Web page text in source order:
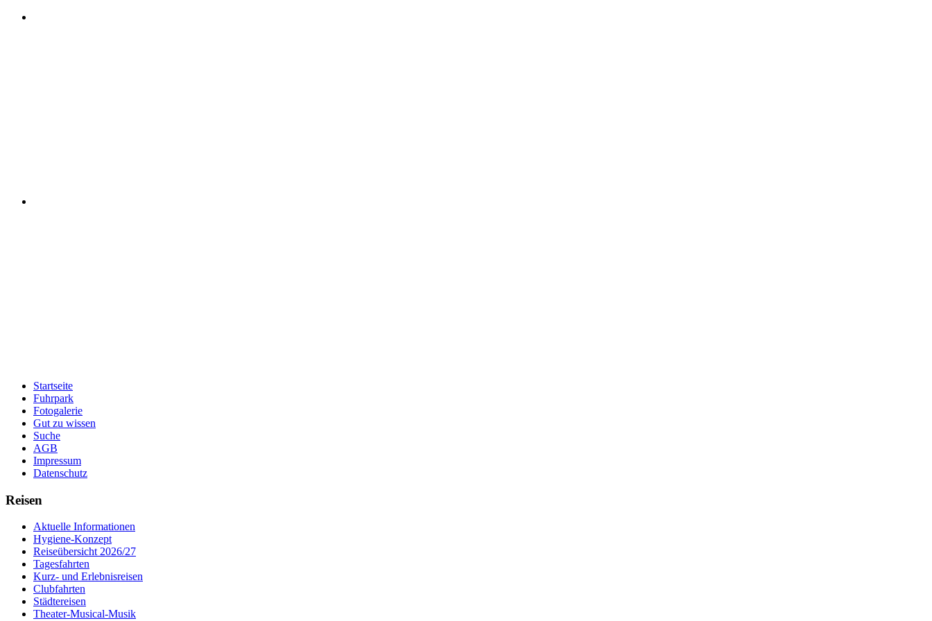
Startseite
Fuhrpark
Fotogalerie
Gut zu wissen
Suche
AGB
Impressum
Datenschutz
Reisen
Aktuelle Informationen
Hygiene-Konzept
Reiseübersicht 2026/27
Tagesfahrten
Kurz- und Erlebnisreisen
Clubfahrten
Städtereisen
Theater-Musical-Musik